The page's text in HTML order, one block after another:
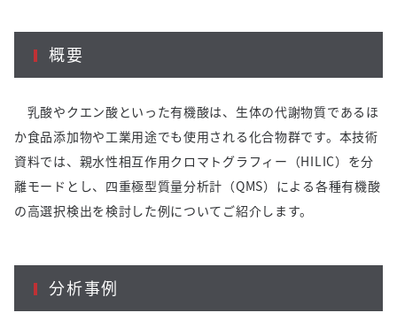
概要
乳酸やクエン酸といった有機酸は、生体の代謝物質であるほ
か食品添加物や工業用途でも使用される化合物群です。本技術
資料では、親水性相互作用クロマトグラフィー（HILIC）を分
離モードとし、四重極型質量分析計（QMS）による各種有機酸
の高選択検出を検討した例についてご紹介します。
分析事例